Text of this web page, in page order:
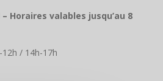
Horaires valables jusqu’au 8
/ 14h-17h